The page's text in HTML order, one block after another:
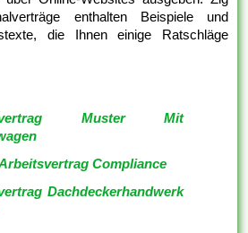
enthalten Beispiele und
die Ihnen einige Ratschläge
Muster Mit
Compliance
Dachdeckerhandwerk